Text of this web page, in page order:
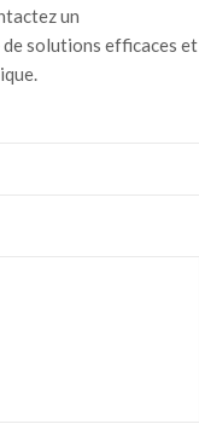
un
solutions efficaces et